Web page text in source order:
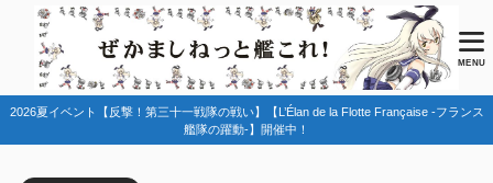
MENU
2026夏イベント【反撃！第三十一戦隊の戦い】【L’Élan de la Flotte Française -フランス
艦隊の躍動-】開催中！
目次
1 「第三十駆逐隊(第一次)」を編成せよ！